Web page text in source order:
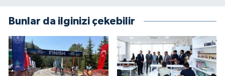
Bunlar da ilginizi çekebilir